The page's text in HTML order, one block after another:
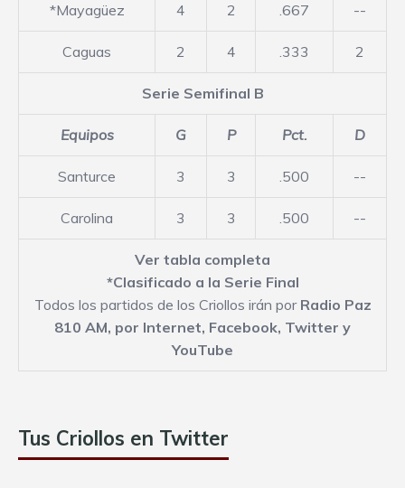
*Mayagüez 4 2 .667 --
Caguas 2 4 .333 2
Serie Semifinal B
Equipos G P Pct. D
Santurce 3 3 .500 --
Carolina 3 3 .500 --
Ver tabla completa
*Clasificado a la Serie Final
Todos los partidos de los Criollos irán por Radio Paz
810 AM, por Internet, Facebook, Twitter y
YouTube
Tus Criollos en Twitter